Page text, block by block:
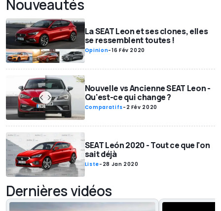
Nouveautés
La SEAT Leon et ses clones, elles
se ressemblent toutes !
Opinion-16 Fév 2020
Nouvelle vs Ancienne SEAT Leon -
Qu'est-ce qui change ?
Comparatifs- 2 Fév 2020
SEAT León 2020 - Tout ce que l'on
sait déjà
Liste- 28 Jan 2020
Dernières vidéos